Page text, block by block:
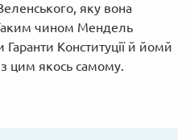
яку вона
чином Мендель
Конституції й йомй
цим якось самому.